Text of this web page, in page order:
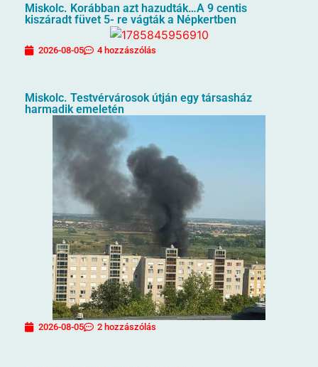
Miskolc. Korábban azt hazudták…A 9 centis
kiszáradt füvet 5- re vágták a Népkertben
2026-08-05 4 hozzászólás
Miskolc. Testvérvárosok útján egy társasház
harmadik emeletén
2026-08-05 2 hozzászólás